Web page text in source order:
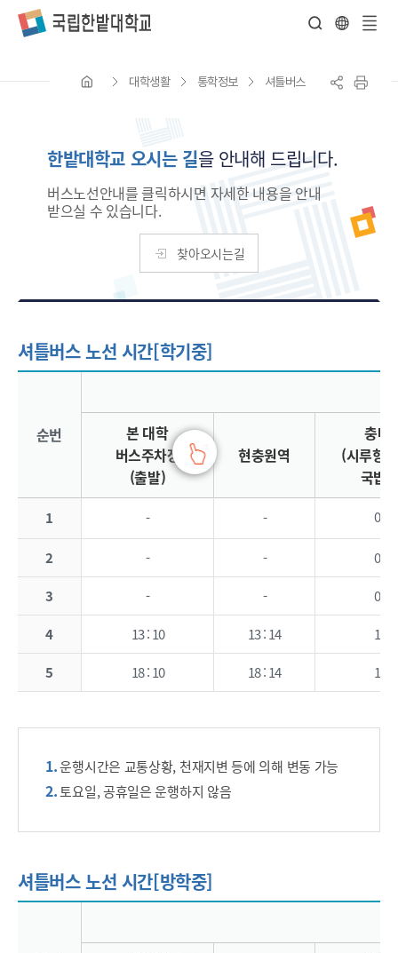
대학생활 통학정보 셔틀버스
한밭대학교 오시는 길을 안내해 드립니다.
버스노선안내를 클릭하시면 자세한 내용을 안내
받으실 수 있습니다.
찾아오시는길
셔틀버스 노선 시간[학기중]
셔틀버스 운행 시간표(학기중) - 순번, 노선(본 대학 버스 주차장(출발),현충원역, 충대정문(시루향기 콩나물 국밥집)앞, 유성네거리(유성온천역 6번출구 앞), 유성 시외버스터미널 앞 버스 승강장, 지역협력관 앞 횡단보도, 생활관 입구(성실동 앞 학교 진입로), 현충원역, 본 대학 버스주차장(도착)) 정보제공
순번
본 대학
버스주차장
(출발)
현충원역
충대
(시루향
국밥
1 - - 08 :
2 - - 09 :
3 - - 09 :
4 13 : 10 13 : 14 13 :
5 18 : 10 18 : 14 18 :
운행시간은 교통상황, 천재지변 등에 의해 변동 가능
토요일, 공휴일은 운행하지 않음
셔틀버스 노선 시간[방학중]
셔틀버스 운행 시간표(방학중) - 순번, 노선(본 대학 버스 주차장(출발),현충원역, 충대정문(시루향기 콩나물 국밥집)앞, 유성네거리(유성온천역 6번출구 앞), 유성 시외버스터미널 앞 버스 승강장, 지역협력관 앞 횡단보도, 생활관 입구(성실동 앞 학교 진입로), 현충원역, 본 대학 버스주차장(도착)) 정보제공